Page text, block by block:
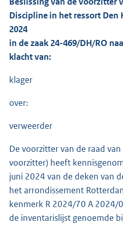
Discipline in het ressort Den
2024
in de zaak 24-469/DH/RO
klacht van:
klager
over:
verweerder
De voorzitter van de raad
voorzitter) heeft
juni 2024 van de deken van
het arrondissement
kenmerk R 2024/70 A 2024/
de inventarislijst genoemde